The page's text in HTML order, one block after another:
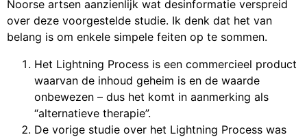
Noorse artsen aanzienlijk wat desinformatie verspreid
over deze voorgestelde studie. Ik denk dat het van
belang is om enkele simpele feiten op te sommen.
Het Lightning Process is een commercieel product
waarvan de inhoud geheim is en de waarde
onbewezen – dus het komt in aanmerking als
“alternatieve therapie”.
De vorige studie over het Lightning Process was